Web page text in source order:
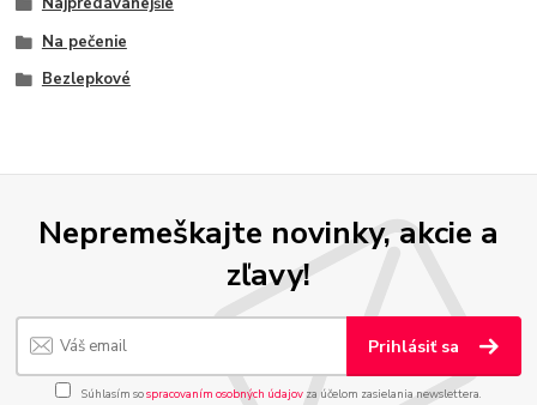
Na pečenie
Bezlepkové
Nepremeškajte novinky, akcie a
zľavy!
Prihlásiť sa
Súhlasím sospracovaním osobných údajov za účelom zasielania newslettera.